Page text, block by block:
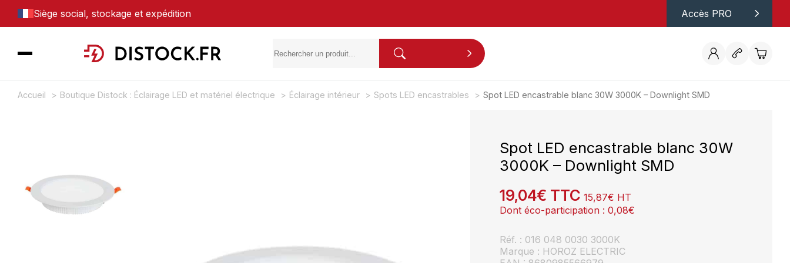
Siège social, stockage et expédition Accès PRO
Accueil Boutique Distock : Éclairage LED et matériel électrique Éclairage intérieur Spots LED encastrables Spot LED encastrable blanc 30W 3000K – Downlight SMD
Spot LED encastrable blanc 30W
3000K – Downlight SMD
19,04€ TTC 15,87€ HT
Dont éco-participation :0,08€
Réf. : 016 048 0030 3000K
Marque : HOROZ ELECTRIC